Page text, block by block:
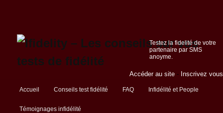
Testez la fidelité de votre
partenaire par SMS
anoyme.
Accéder au site - Inscrivez vous
Aller au contenu principal
Aller au contenu secondaire
Accueil Conseils test fidélité FAQ Infidélité et People
Témoignages infidélité